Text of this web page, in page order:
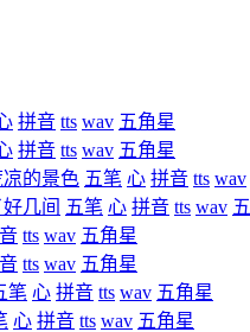
拼音 tts wav 五角星
拼音 tts wav 五角星
的景色 五笔 心 拼音 tts wav
几间 五笔 心 拼音 tts wav
tts wav 五角星
tts wav 五角星
笔 心 拼音 tts wav 五角星
心 拼音 tts wav 五角星